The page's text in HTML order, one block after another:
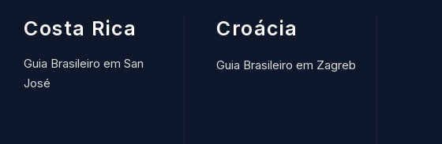
Costa Rica
Guia Brasileiro em San
José
Croácia
Guia Brasileiro em Zagreb